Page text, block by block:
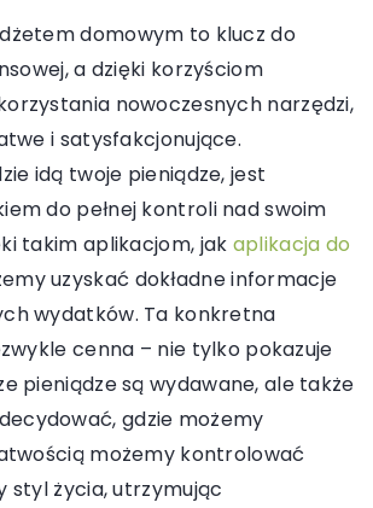
domowym to klucz do
a dzięki korzyściom
nowoczesnych narzędzi,
i satysfakcjonujące.
idą twoje pieniądze, jest
do pełnej kontroli nad swoim
takim aplikacjom, jak aplikacja do
uzyskać dokładne informacje
wydatków. Ta konkretna
cenna – nie tylko pokazuje
pieniądze są wydawane, ale także
gdzie możemy
możemy kontrolować
styl życia, utrzymując